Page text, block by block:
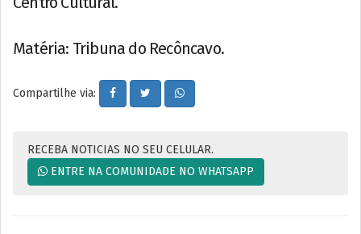
Matéria: Tribuna do Recôncavo.
Compartilhe via:
RECEBA NOTICIAS NO SEU CELULAR.
ENTRE NA COMUNIDADE NO WHATSAPP